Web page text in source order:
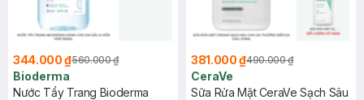
344.000 ₫560.000 ₫
Bioderma
Nước Tẩy Trang Bioderma
381.000 ₫490.000 ₫
CeraVe
Sữa Rửa Mặt CeraVe Sạch Sâu